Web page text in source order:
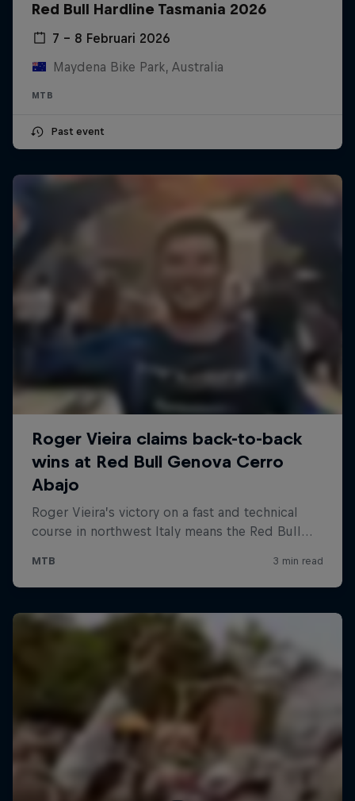
Red Bull Hardline Tasmania 2026
7 – 8 Februari 2026
Maydena Bike Park, Australia
MTB
Past event